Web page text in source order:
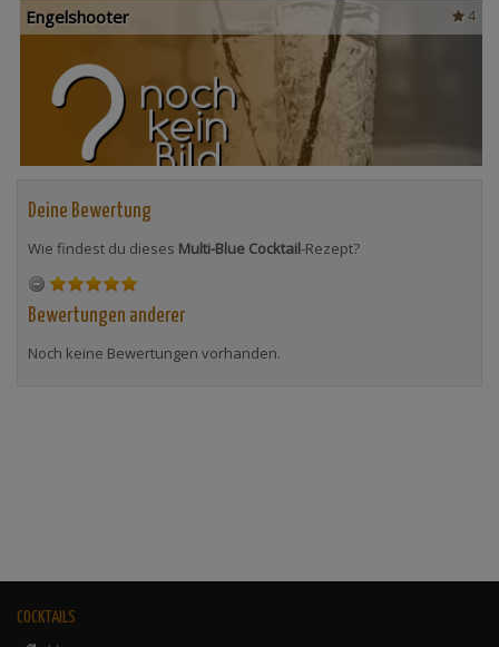
4
Engelshooter
Deine Bewertung
Wie findest du dieses Multi-Blue Cocktail-Rezept?
Bewertungen anderer
Noch keine Bewertungen vorhanden.
COCKTAILS